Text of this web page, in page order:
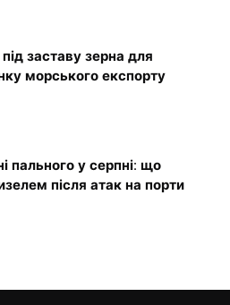
заставу зерна для
морського експорту
пального у серпні: що
після атак на порти